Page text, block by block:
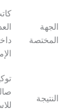
العدل
داخل
للاستخدام